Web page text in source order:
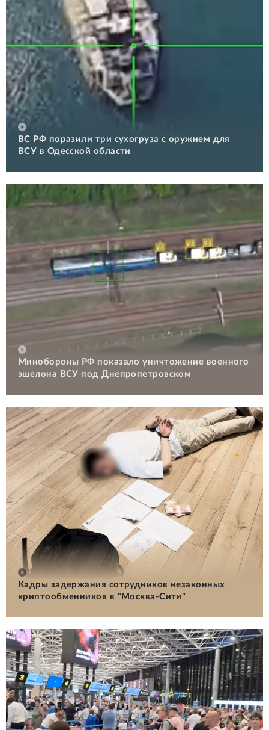
ВС РФ поразили три сухогруза с оружием для
ВСУ в Одесской области
Минобороны РФ показало уничтожение военного
эшелона ВСУ под Днепропетровском
Кадры задержания сотрудников незаконных
криптообменников в "Москва-Сити"